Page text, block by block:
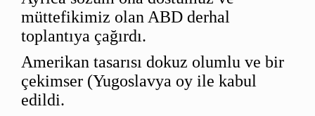
müttefikimiz olan ABD derhal
toplantıya çağırdı.
Amerikan tasarısı dokuz olumlu ve bir
çekimser (Yugoslavya oy ile kabul
edildi.